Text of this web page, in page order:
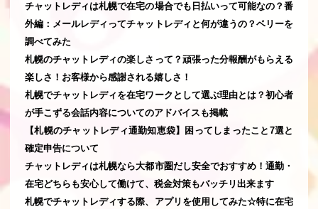
チャットレディは札幌で在宅の場合でも日払いって可能なの？番
外編：メールレディってチャットレディと何が違うの？ベリーを
調べてみた
札幌のチャットレディの楽しさって？頑張った分報酬がもらえる
楽しさ！お客様から感謝される嬉しさ！
札幌でチャットレディを在宅ワークとして選ぶ理由とは？初心者
が手こずる会話内容についてのアドバイスも掲載
【札幌のチャットレディ通勤知恵袋】困ってしまったこと7選と
確定申告について
チャットレディは札幌なら大都市圏だし安全でおすすめ！通勤・
在宅どちらも安心して働けて、税金対策もバッチリ出来ます
札幌でチャットレディする際、アプリを使用してみた☆特に在宅